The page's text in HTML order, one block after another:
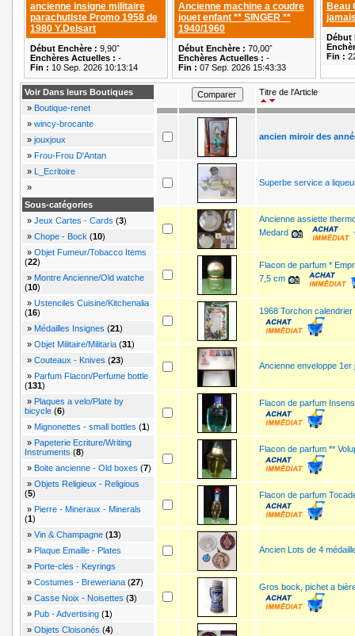
ancienne insigne militaire
parachutiste Promo 1958 de
1980 Y.Delsart
Début Enchère : 9,90ˆ
Enchères Actuelles : -
Fin : 10 Sep. 2026 10:13:14
Ancienne machine a coudre
jouet enfant ** SINGER **
1940/1960
Début Enchère : 70,00ˆ
Enchères Actuelles : -
Fin : 07 Sep. 2026 15:43:33
Beau
Début
Fin :
Voir Dans leurs Boutiques
» Boutique-renet
» wincy-brocante
» jouxjoux
» Frou-Frou D'Antan
» L_Ecritoire
»
Sous-catégories
» Jeux Cartes - Cards (3)
» Chope - Bock (10)
» Objet Fumeur/Tobacco Items
(22)
» Montre Ancienne/Old watche
(10)
» Ustenciles Cuisine/Kitchenalia
(16)
» Médailles Insignes (21)
» Objet Militaire/Militaria (31)
» Couteaux - Knives (23)
» Parfum Flacon/Perfume bottle
(131)
» Plaques a velo/Plate by
bicycle (6)
» Mignonettes - small bottles (1)
» Papeterie Ecriture/Writing
Instruments (8)
» Boite ancienne - Old boxes (7)
» Objets Religieux - Religious
(5)
» Pierre - Mineraux - Minerals
(1)
» Vin & Champagne (13)
» Plaque Emaille - Plates
» Porte-cles - Keyrings
» Costumes - Breweriana (27)
» Casse Noix - Noisettes (3)
» Pub - Advertising (1)
» Objets Cloisonés (4)
Titre de l'Article
ancien miroir des
Superbe service a
Ancienne assiette
Medard
Flacon de parfum *
7,5 cm
1968 Torchon
Ancienne enveloppe
Flacon de parfum
Flacon de parfum **
Flacon de parfum
Ancien Lots de 4
Gros bock, pichet a